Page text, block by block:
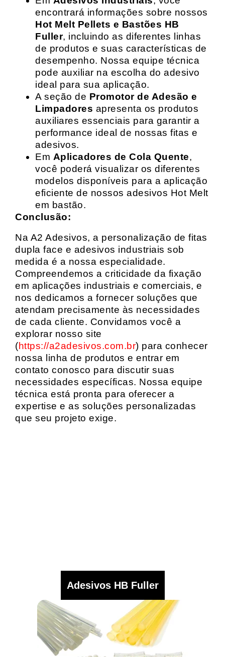
encontrará informações sobre nossos
Hot Melt Pellets e Bastões HB
Fuller, incluindo as diferentes linhas
de produtos e suas características de
desempenho. Nossa equipe técnica
pode auxiliar na escolha do adesivo
ideal para sua aplicação.
A seção de Promotor de Adesão e
Limpadores apresenta os produtos
auxiliares essenciais para garantir a
performance ideal de nossas fitas e
adesivos.
Em Aplicadores de Cola Quente,
você poderá visualizar os diferentes
modelos disponíveis para a aplicação
eficiente de nossos adesivos Hot Melt
em bastão.
Conclusão:
Na A2 Adesivos, a personalização de fitas
dupla face e adesivos industriais sob
medida é a nossa especialidade.
Compreendemos a criticidade da fixação
em aplicações industriais e comerciais, e
nos dedicamos a fornecer soluções que
atendam precisamente às necessidades
de cada cliente. Convidamos você a
explorar nosso site
(https://a2adesivos.com.br) para conhecer
nossa linha de produtos e entrar em
contato conosco para discutir suas
necessidades específicas. Nossa equipe
técnica está pronta para oferecer a
expertise e as soluções personalizadas
que seu projeto exige.
Adesivos HB Fuller